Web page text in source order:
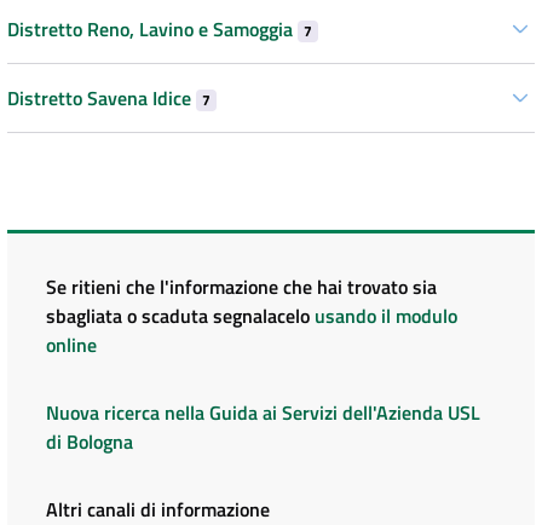
Distretto Reno, Lavino e Samoggia 7
Distretto Savena Idice 7
Se ritieni che l'informazione che hai trovato sia
sbagliata o scaduta segnalacelo usando il modulo
online
Nuova ricerca nella Guida ai Servizi dell'Azienda USL
di Bologna
Altri canali di informazione